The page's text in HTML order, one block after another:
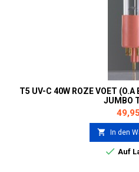
T5 UV-C 40W ROZE VOET (O.A
JUMBO
Preis
 In den
 Auf